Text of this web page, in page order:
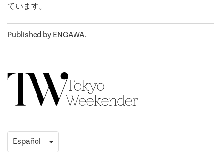
ています。
Published by ENGAWA.